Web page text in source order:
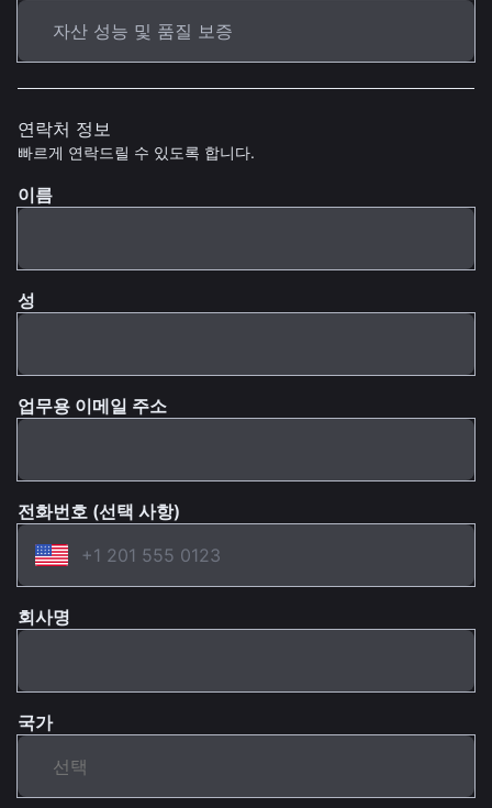
연락처 정보
빠르게 연락드릴 수 있도록 합니다.
이름
성
업무용 이메일 주소
전화번호 (선택 사항)
회사명
국가